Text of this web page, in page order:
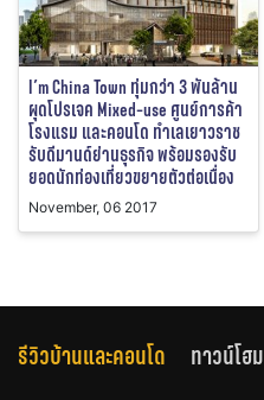
I’m China Town ทุ่มกว่า 3 พันล้าน
ผุดโปรเจค Mixed-use ศูนย์การค้า
โรงแรม และคอนโด ทำเลเยาวราช
รับดีมานด์ย่านธุรกิจ พร้อมรองรับ
ยอดนักท่องเที่ยวขยายตัวต่อเนื่อง
November, 06 2017
รีวิวบ้านและคอนโด ทาวน์โฮม